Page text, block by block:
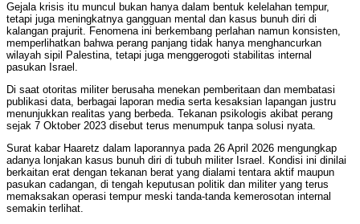
Gejala krisis itu muncul bukan hanya dalam bentuk kelelahan tempur,
tetapi juga meningkatnya gangguan mental dan kasus bunuh diri di
kalangan prajurit. Fenomena ini berkembang perlahan namun konsisten,
memperlihatkan bahwa perang panjang tidak hanya menghancurkan
wilayah sipil Palestina, tetapi juga menggerogoti stabilitas internal
pasukan Israel.
Di saat otoritas militer berusaha menekan pemberitaan dan membatasi
publikasi data, berbagai laporan media serta kesaksian lapangan justru
menunjukkan realitas yang berbeda. Tekanan psikologis akibat perang
sejak 7 Oktober 2023 disebut terus menumpuk tanpa solusi nyata.
Surat kabar Haaretz dalam laporannya pada 26 April 2026 mengungkap
adanya lonjakan kasus bunuh diri di tubuh militer Israel. Kondisi ini dinilai
berkaitan erat dengan tekanan berat yang dialami tentara aktif maupun
pasukan cadangan, di tengah keputusan politik dan militer yang terus
memaksakan operasi tempur meski tanda-tanda kemerosotan internal
semakin terlihat.